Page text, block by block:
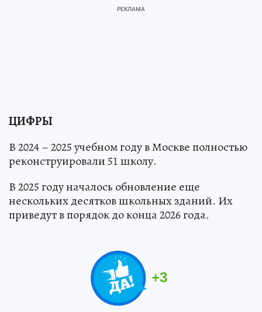
ЦИФРЫ
В 2024 – 2025 учебном году в Москве полностью
реконструировали 51 школу.
В 2025 году началось обновление еще
нескольких десятков школьных зданий. Их
приведут в порядок до конца 2026 года.
+3